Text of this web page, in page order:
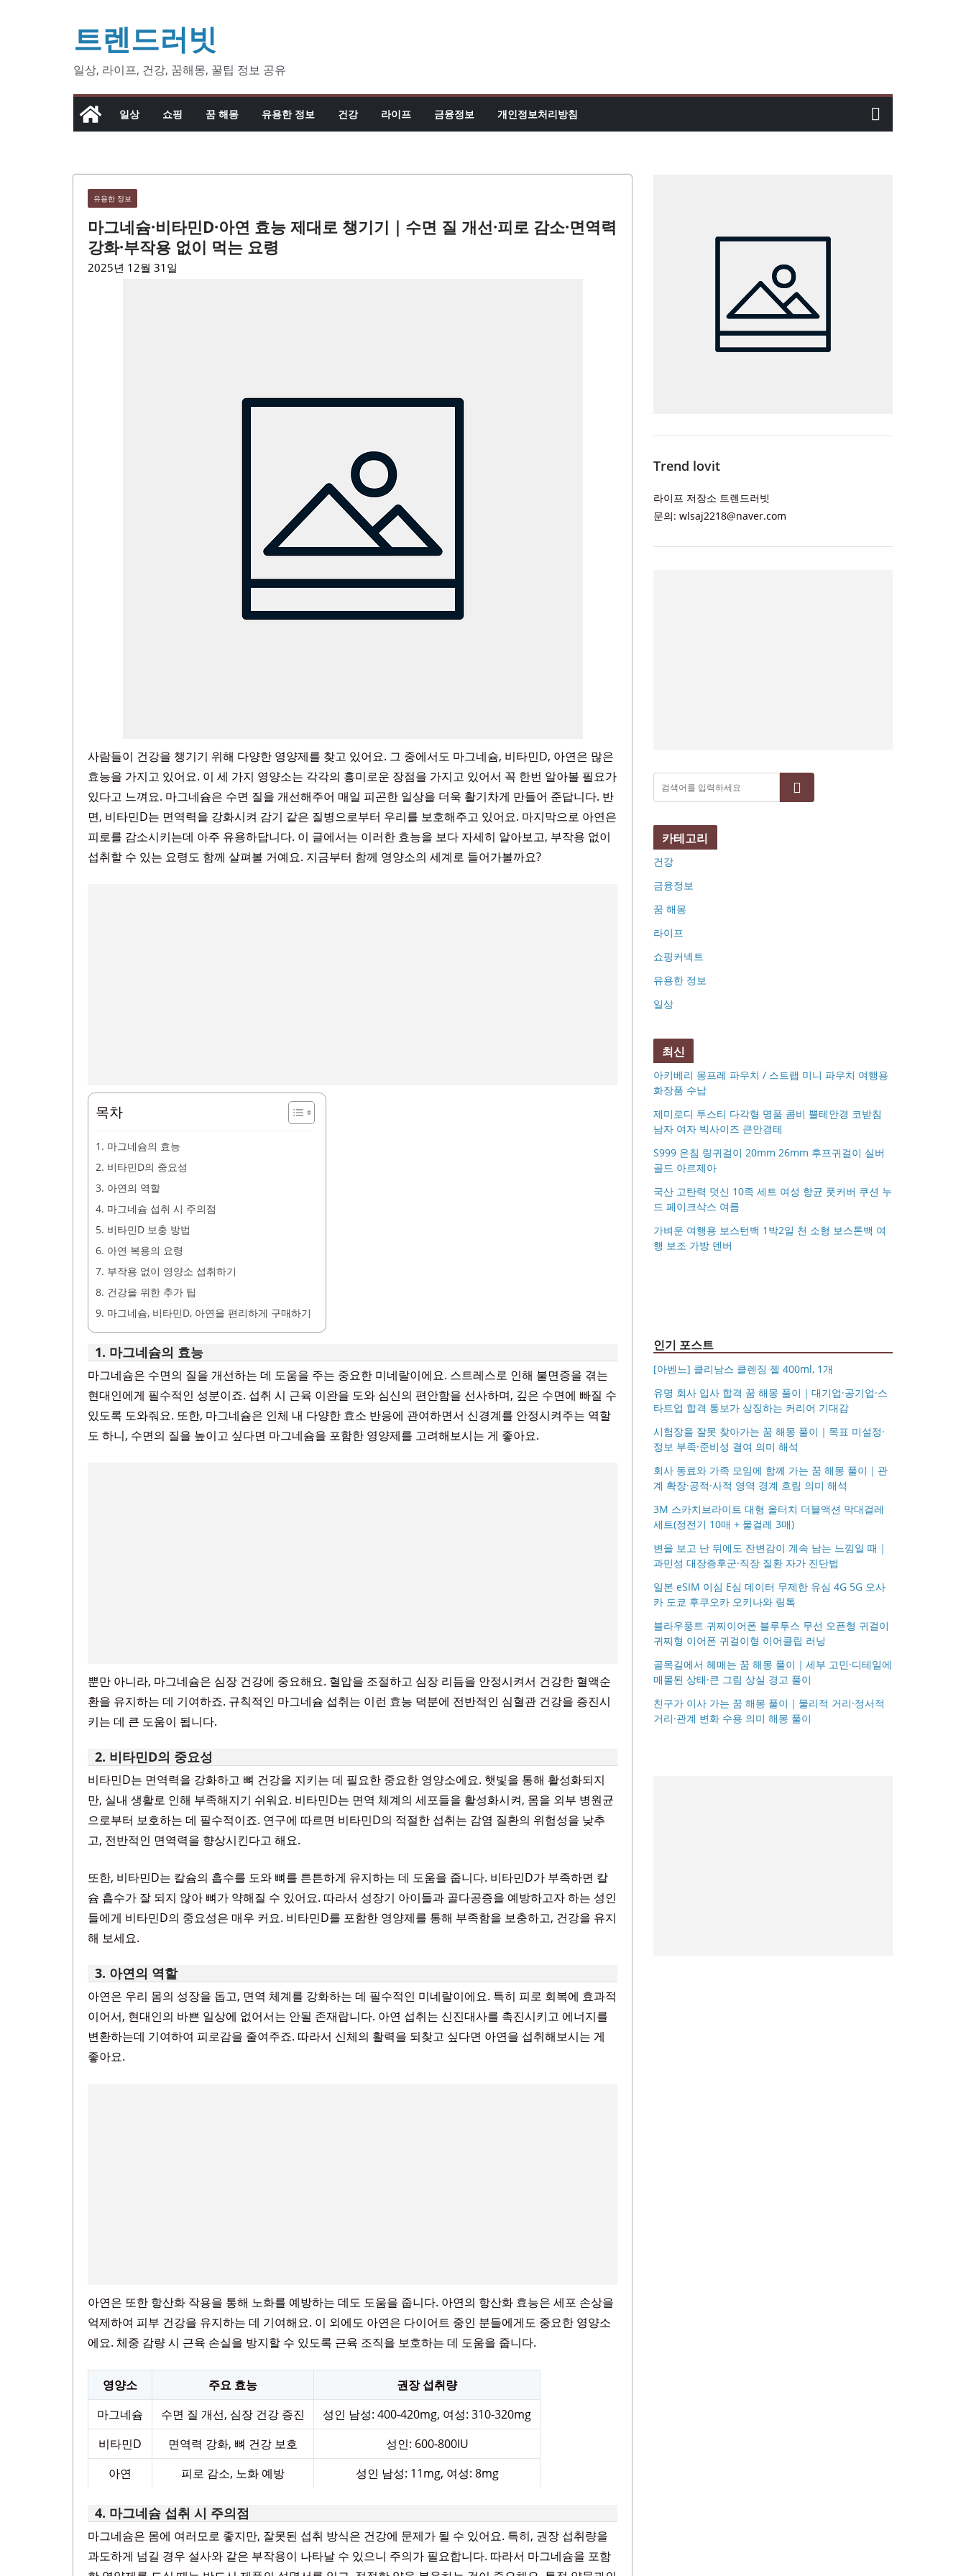
트렌드러빗
일상, 라이프, 건강, 꿈해몽, 꿀팁 정보 공유
일상 쇼핑 꿈 해몽 유용한 정보 건강 라이프 금융정보 개인정보처리방침
유용한 정보
마그네슘·비타민D·아연 효능 제대로 챙기기｜수면 질 개선·피로 감소·면역력
강화·부작용 없이 먹는 요령
2025년 12월 31일
사람들이 건강을 챙기기 위해 다양한 영양제를 찾고 있어요. 그 중에서도 마그네슘, 비타민D, 아연은 많은
효능을 가지고 있어요. 이 세 가지 영양소는 각각의 흥미로운 장점을 가지고 있어서 꼭 한번 알아볼 필요가
있다고 느껴요. 마그네슘은 수면 질을 개선해주어 매일 피곤한 일상을 더욱 활기차게 만들어 준답니다. 반
면, 비타민D는 면역력을 강화시켜 감기 같은 질병으로부터 우리를 보호해주고 있어요. 마지막으로 아연은
피로를 감소시키는데 아주 유용하답니다. 이 글에서는 이러한 효능을 보다 자세히 알아보고, 부작용 없이
섭취할 수 있는 요령도 함께 살펴볼 거예요. 지금부터 함께 영양소의 세계로 들어가볼까요?
목차
1. 마그네슘의 효능
2. 비타민D의 중요성
3. 아연의 역할
4. 마그네슘 섭취 시 주의점
5. 비타민D 보충 방법
6. 아연 복용의 요령
7. 부작용 없이 영양소 섭취하기
8. 건강을 위한 추가 팁
9. 마그네슘, 비타민D, 아연을 편리하게 구매하기
1. 마그네슘의 효능
마그네슘은 수면의 질을 개선하는 데 도움을 주는 중요한 미네랄이에요. 스트레스로 인해 불면증을 겪는
현대인에게 필수적인 성분이죠. 섭취 시 근육 이완을 도와 심신의 편안함을 선사하며, 깊은 수면에 빠질 수
있도록 도와줘요. 또한, 마그네슘은 인체 내 다양한 효소 반응에 관여하면서 신경계를 안정시켜주는 역할
도 하니, 수면의 질을 높이고 싶다면 마그네슘을 포함한 영양제를 고려해보시는 게 좋아요.
뿐만 아니라, 마그네슘은 심장 건강에 중요해요. 혈압을 조절하고 심장 리듬을 안정시켜서 건강한 혈액순
환을 유지하는 데 기여하죠. 규칙적인 마그네슘 섭취는 이런 효능 덕분에 전반적인 심혈관 건강을 증진시
키는 데 큰 도움이 됩니다.
2. 비타민D의 중요성
비타민D는 면역력을 강화하고 뼈 건강을 지키는 데 필요한 중요한 영양소에요. 햇빛을 통해 활성화되지
만, 실내 생활로 인해 부족해지기 쉬워요. 비타민D는 면역 체계의 세포들을 활성화시켜, 몸을 외부 병원균
으로부터 보호하는 데 필수적이죠. 연구에 따르면 비타민D의 적절한 섭취는 감염 질환의 위험성을 낮추
고, 전반적인 면역력을 향상시킨다고 해요.
또한, 비타민D는 칼슘의 흡수를 도와 뼈를 튼튼하게 유지하는 데 도움을 줍니다. 비타민D가 부족하면 칼
슘 흡수가 잘 되지 않아 뼈가 약해질 수 있어요. 따라서 성장기 아이들과 골다공증을 예방하고자 하는 성인
들에게 비타민D의 중요성은 매우 커요. 비타민D를 포함한 영양제를 통해 부족함을 보충하고, 건강을 유지
해 보세요.
3. 아연의 역할
아연은 우리 몸의 성장을 돕고, 면역 체계를 강화하는 데 필수적인 미네랄이에요. 특히 피로 회복에 효과적
이어서, 현대인의 바쁜 일상에 없어서는 안될 존재랍니다. 아연 섭취는 신진대사를 촉진시키고 에너지를
변환하는데 기여하여 피로감을 줄여주죠. 따라서 신체의 활력을 되찾고 싶다면 아연을 섭취해보시는 게
좋아요.
아연은 또한 항산화 작용을 통해 노화를 예방하는 데도 도움을 줍니다. 아연의 항산화 효능은 세포 손상을
억제하여 피부 건강을 유지하는 데 기여해요. 이 외에도 아연은 다이어트 중인 분들에게도 중요한 영양소
에요. 체중 감량 시 근육 손실을 방지할 수 있도록 근육 조직을 보호하는 데 도움을 줍니다.
영양소 주요 효능
권장 섭취량
마그네슘
수면 질 개선, 심장 건강 증진
성인 남성: 400-420mg, 여성: 310-320mg
비타민D
면역력 강화, 뼈 건강 보호
성인: 600-800IU
아연
피로 감소, 노화 예방 성인 남성: 11mg, 여성: 8mg
4. 마그네슘 섭취 시 주의점
마그네슘은 몸에 여러모로 좋지만, 잘못된 섭취 방식은 건강에 문제가 될 수 있어요. 특히, 권장 섭취량을
과도하게 넘길 경우 설사와 같은 부작용이 나타날 수 있으니 주의가 필요합니다. 따라서 마그네슘을 포함
Trend lovit
라이프 저장소 트렌드러빗
문의: wlsaj2218@naver.com
검색
카테고리
건강
금융정보
꿈 해몽
라이프
쇼핑커넥트
유용한 정보
일상
최신
아키베리 몽프레 파우치 / 스트랩 미니 파우치 여행용
화장품 수납
제미로디 투스티 다각형 명품 콤비 뿔테안경 코받침
남자 여자 빅사이즈 큰안경테
S999 은침 링귀걸이 20mm 26mm 후프귀걸이 실버
골드 아르제아
국산 고탄력 덧신 10족 세트 여성 항균 풋커버 쿠션 누
드 페이크삭스 여름
가벼운 여행용 보스턴백 1박2일 천 소형 보스톤백 여
행 보조 가방 덴버
아키베리 몽프레 파우치
인기 포스트
[아벤느] 클리낭스 클렌징 젤 400ml, 1개
유명 회사 입사 합격 꿈 해몽 풀이｜대기업·공기업·스
타트업 합격 통보가 상징하는 커리어 기대감
시험장을 잘못 찾아가는 꿈 해몽 풀이｜목표 미설정·
정보 부족·준비성 결여 의미 해석
회사 동료와 가족 모임에 함께 가는 꿈 해몽 풀이｜관
계 확장·공적·사적 영역 경계 흐림 의미 해석
3M 스카치브라이트 대형 올터치 더블액션 막대걸레
세트(정전기 10매 + 물걸레 3매)
변을 보고 난 뒤에도 잔변감이 계속 남는 느낌일 때｜
과민성 대장증후군·직장 질환 자가 진단법
일본 eSIM 이심 E심 데이터 무제한 유심 4G 5G 오사
카 도쿄 후쿠오카 오키나와 링톡
블라우풍트 귀찌이어폰 블루투스 무선 오픈형 귀걸이
귀찌형 이어폰 귀걸이형 이어클립 러닝
골목길에서 헤매는 꿈 해몽 풀이｜세부 고민·디테일에
매몰된 상태·큰 그림 상실 경고 풀이
친구가 이사 가는 꿈 해몽 풀이｜물리적 거리·정서적
거리·관계 변화 수용 의미 해몽 풀이